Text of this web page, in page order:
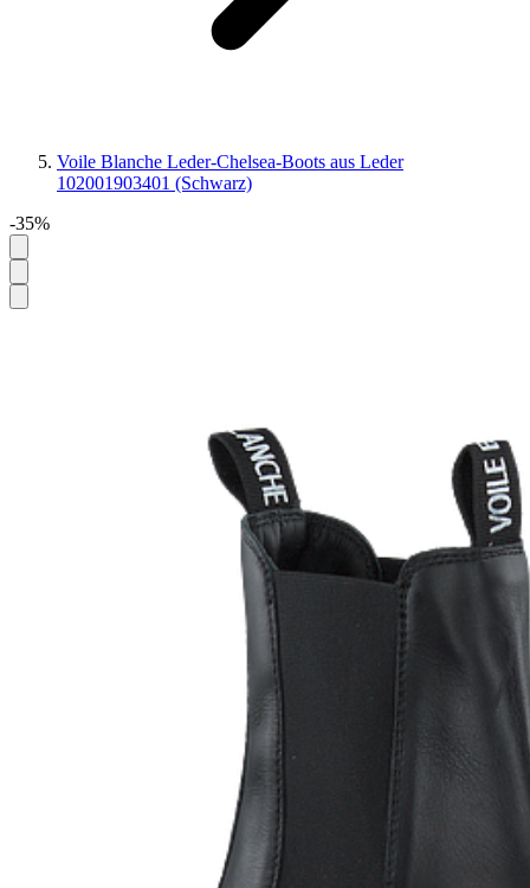
Voile Blanche Leder-Chelsea-Boots aus Leder
102001903401 (Schwarz)
-35%